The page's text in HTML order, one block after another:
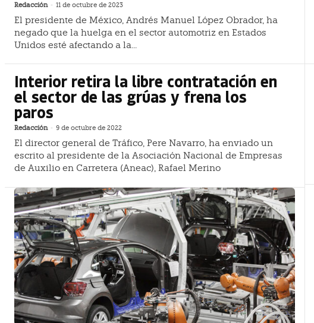
Redacción - 11 de octubre de 2023
El presidente de México, Andrés Manuel López Obrador, ha
negado que la huelga en el sector automotriz en Estados
Unidos esté afectando a la...
Interior retira la libre contratación en
el sector de las grúas y frena los
paros
Redacción - 9 de octubre de 2022
El director general de Tráfico, Pere Navarro, ha enviado un
escrito al presidente de la Asociación Nacional de Empresas
de Auxilio en Carretera (Aneac), Rafael Merino